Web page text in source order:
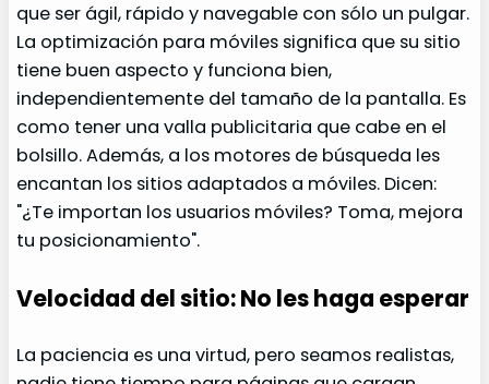
que ser ágil, rápido y navegable con sólo un pulgar.
La optimización para móviles significa que su sitio
tiene buen aspecto y funciona bien,
independientemente del tamaño de la pantalla. Es
como tener una valla publicitaria que cabe en el
bolsillo. Además, a los motores de búsqueda les
encantan los sitios adaptados a móviles. Dicen:
"¿Te importan los usuarios móviles? Toma, mejora
tu posicionamiento".
Velocidad del sitio: No les haga esperar
La paciencia es una virtud, pero seamos realistas,